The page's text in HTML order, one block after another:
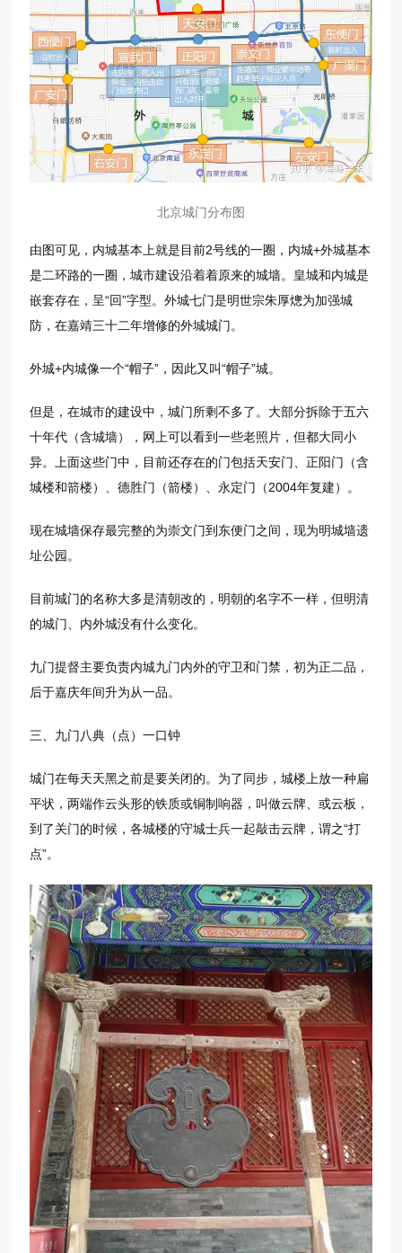
北京城门分布图
由图可见，内城基本上就是目前2号线的一圈，内城+外城基本
是二环路的一圈，城市建设沿着着原来的城墙。皇城和内城是
嵌套存在，呈“回”字型。外城七门是明世宗朱厚熜为加强城
防，在嘉靖三十二年增修的外城城门。
外城+内城像一个“帽子”，因此又叫“帽子”城。
但是，在城市的建设中，城门所剩不多了。大部分拆除于五六
十年代（含城墙），网上可以看到一些老照片，但都大同小
异。上面这些门中，目前还存在的门包括天安门、正阳门（含
城楼和箭楼）、德胜门（箭楼）、永定门（2004年复建）。
现在城墙保存最完整的为崇文门到东便门之间，现为明城墙遗
址公园。
目前城门的名称大多是清朝改的，明朝的名字不一样，但明清
的城门、内外城没有什么变化。
九门提督主要负责内城九门内外的守卫和门禁，初为正二品，
后于嘉庆年间升为从一品。
三、九门八典（点）一口钟
城门在每天天黑之前是要关闭的。为了同步，城楼上放一种扁
平状，两端作云头形的铁质或铜制响器，叫做云牌、或云板，
到了关门的时候，各城楼的守城士兵一起敲击云牌，谓之“打
点”。